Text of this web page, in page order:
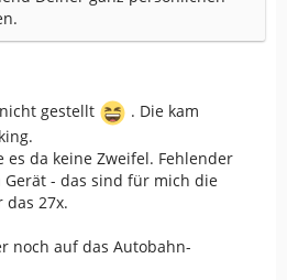
gestellt
. Die kam
da keine Zweifel. Fehlender
- das sind für mich die
das 27x.
noch auf das Autobahn-